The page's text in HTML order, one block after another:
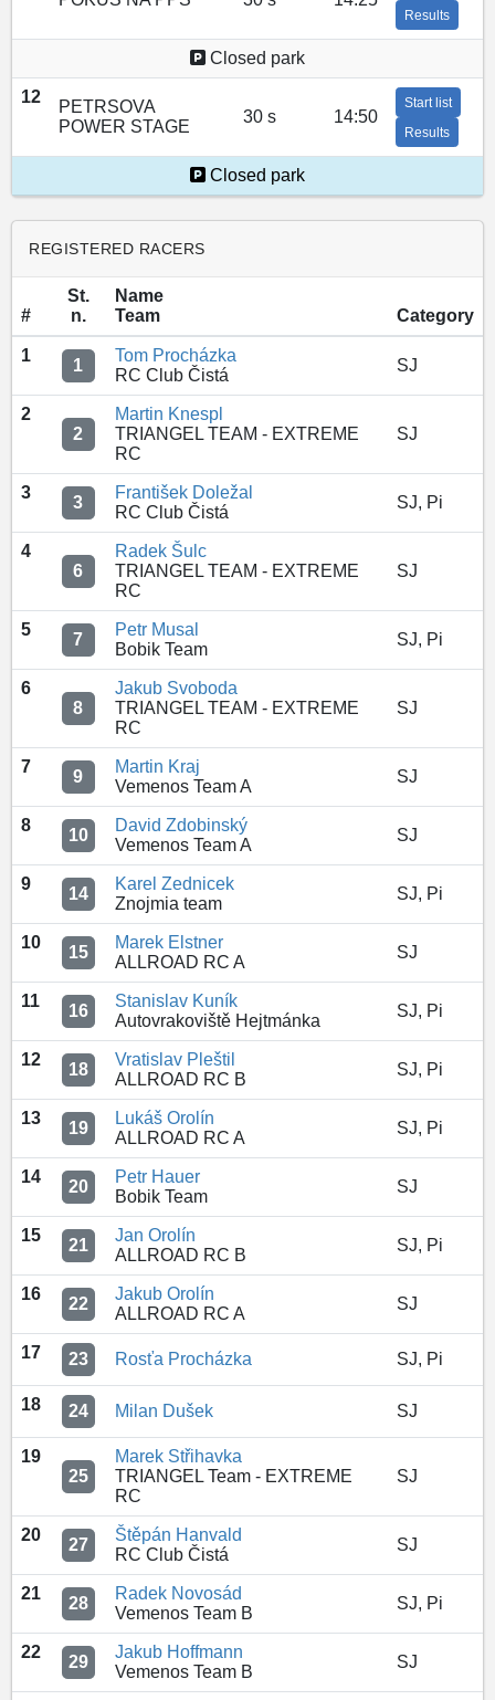
Results
Closed park
12
PETRSOVA
POWER STAGE
30 s 14:50
Start list
Results
Closed park
REGISTERED RACERS
#
St.
n.
Name
Team
Category
1
1
Tom Procházka
RC Club Čistá
SJ
2
2
Martin Knespl
TRIANGEL TEAM - EXTREME
RC
SJ
3
3
František Doležal
RC Club Čistá
SJ, Pi
4
6
Radek Šulc
TRIANGEL TEAM - EXTREME
RC
SJ
5
7
Petr Musal
Bobik Team
SJ, Pi
6
8
Jakub Svoboda
TRIANGEL TEAM - EXTREME
RC
SJ
7
9
Martin Kraj
Vemenos Team A
SJ
8
10
David Zdobinský
Vemenos Team A
SJ
9
14
Karel Zednicek
Znojmia team
SJ, Pi
10
15
Marek Elstner
ALLROAD RC A
SJ
11
16
Stanislav Kuník
Autovrakoviště Hejtmánka
SJ, Pi
12
18
Vratislav Pleštil
ALLROAD RC B
SJ, Pi
13
19
Lukáš Orolín
ALLROAD RC A
SJ, Pi
14
20
Petr Hauer
Bobik Team
SJ
15
21
Jan Orolín
ALLROAD RC B
SJ, Pi
16
22
Jakub Orolín
ALLROAD RC A
SJ
17 23 Rosťa Procházka SJ, Pi
18 24 Milan Dušek SJ
19
25
Marek Střihavka
TRIANGEL Team - EXTREME
RC
SJ
20
27
Štěpán Hanvald
RC Club Čistá
SJ
21
28
Radek Novosád
Vemenos Team B
SJ, Pi
22
29
Jakub Hoffmann
Vemenos Team B
SJ